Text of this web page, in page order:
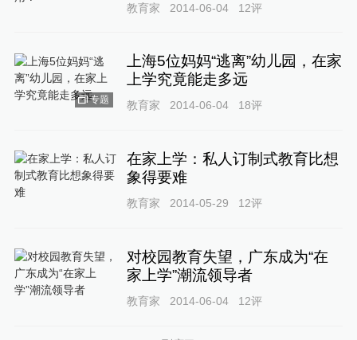
教育家 2014-06-04 12评
专题
上海5位妈妈“逃离”幼儿园，在家
上学究竟能走多远
教育家 2014-06-04 18评
在家上学：私人订制式教育比想
象得要难
教育家 2014-05-29 12评
对校园教育失望，广东成为“在
家上学”潮流领导者
教育家 2014-06-04 12评